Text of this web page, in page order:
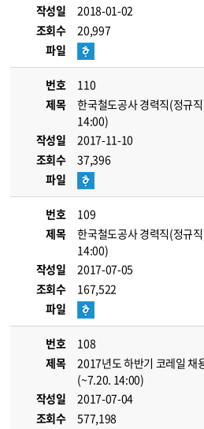
작성일
2018-01-02
조회수
20,997
파일
번호
110
제목
한국철도공사 경력직(정규
14:00)
작성일
2017-11-10
조회수
37,396
파일
번호
109
제목
한국철도공사 경력직(정규
14:00)
작성일
2017-07-05
조회수
167,522
파일
번호
108
제목
2017년도 하반기 코레일 채
(~7.20. 14:00)
작성일
2017-07-04
조회수
577,198